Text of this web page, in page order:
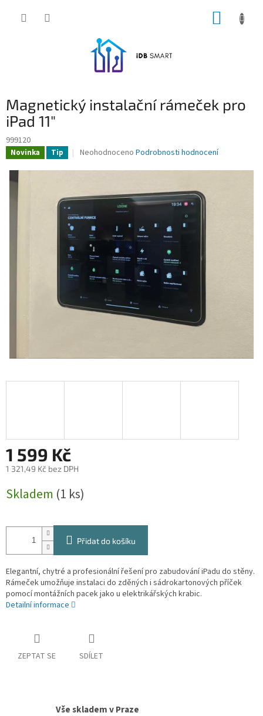
Magnetický instalační rámeček pro
iPad 11"
999120
Novinka Tip
Průměrné
produktu
0,0
5
hvězdiček.
Neohodnoceno Podrobnosti hodnocení
1 599 Kč
1 321,49 Kč bez DPH
cena:
Skladem (1 ks)
Přidat do košíku
Elegantní, chytré a profesionální řešení pro zabudování iPadu do stěny.
Rámeček umožňuje instalaci do zděných i sádrokartonových příček
pomocí montážních pacek jako u elektrikářských krabic.
Detailní informace
ZEPTAT SE SDÍLET
Vše skladem v Praze